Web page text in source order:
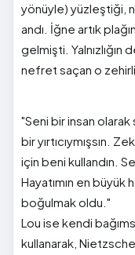
yönüyle) yüzleştiği,
andı. İğne artık
gelmişti.
nefret saçan o
"Seni bir insan
bir yırtıcıymışsın.
için beni kullandın.
Hayatımın en büyük
boğulmak oldu."
Lou ise kendi
kullanarak,